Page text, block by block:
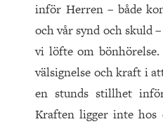
inför Herren – både
och vår synd och skuld
vi löfte om
välsignelse och kraft i
en stunds stillhet
Kraften ligger inte hos